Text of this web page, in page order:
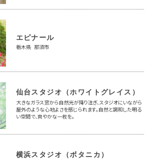
エピナール
栃木県 那須市
仙台スタジオ（ホワイトグレイス）
大きなガラス窓から自然光が降り注ぎ、スタジオにいながら
屋外のような心地よさを感じられます。自然と調和した明る
い空間で、爽やかな一枚を。
横浜スタジオ（ボタニカ）